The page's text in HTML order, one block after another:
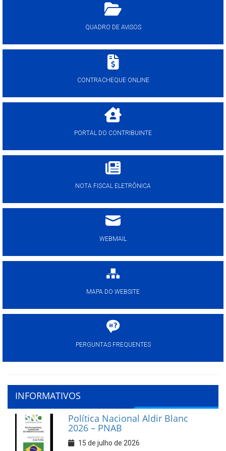
QUADRO DE AVISOS
CONTRACHEQUE ONLINE
PORTAL DO CONTRIBUINTE
NOTA FISCAL ELETRÔNICA
WEBMAIL
MAPA DO WEBSITE
PERGUNTAS FREQUENTES
INFORMATIVOS
Política Nacional Aldir Blanc
2026 – PNAB
15 de julho de 2026